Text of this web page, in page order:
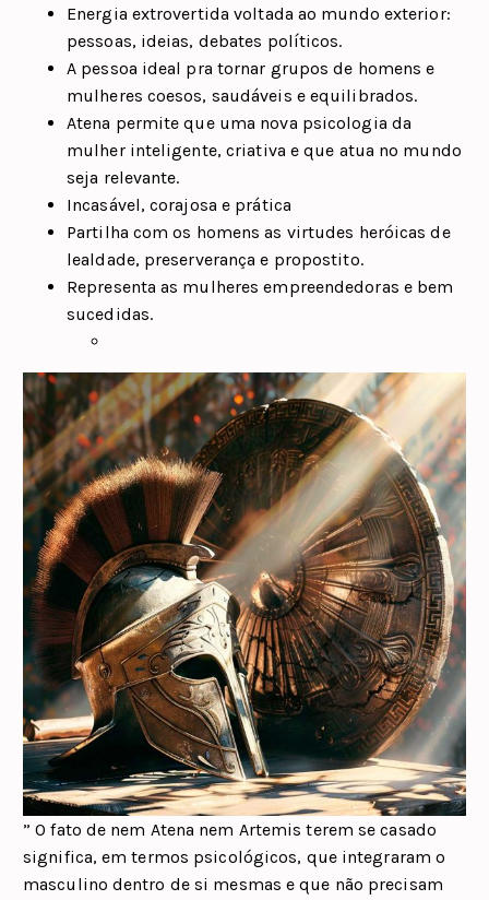
Energia extrovertida voltada ao mundo exterior:
pessoas, ideias, debates políticos.
A pessoa ideal pra tornar grupos de homens e
mulheres coesos, saudáveis e equilibrados.
Atena permite que uma nova psicologia da
mulher inteligente, criativa e que atua no mundo
seja relevante.
Incasável, corajosa e prática
Partilha com os homens as virtudes heróicas de
lealdade, preserverança e propostito.
Representa as mulheres empreendedoras e bem
sucedidas.
” O fato de nem Atena nem Artemis terem se casado
significa, em termos psicológicos, que integraram o
masculino dentro de si mesmas e que não precisam